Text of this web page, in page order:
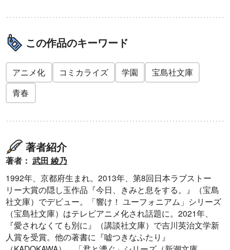
この作品のキーワード
アニメ化 コミカライズ 学園
宝島社文庫
青春
著者紹介
著者：武田 綾乃
1992年、京都府生まれ。2013年、第8回日本ラブストー
リー大賞の隠し玉作品『今日、きみと息をする。』（宝島
社文庫）でデビュー。「響け！ ユーフォニアム」シリーズ
（宝島社文庫）はテレビアニメ化され話題に。2021年、
『愛されなくても別に』（講談社文庫）で吉川英治文学新
人賞を受賞。他の著書に『嘘つきなふたり』